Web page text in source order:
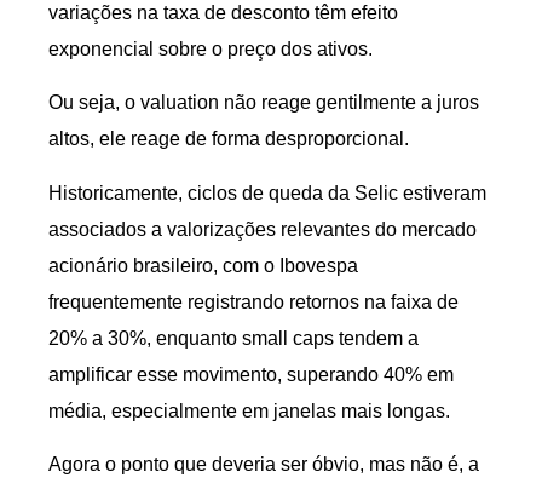
variações na taxa de desconto têm efeito
exponencial sobre o preço dos ativos.
Ou seja, o valuation não reage gentilmente a juros
altos, ele reage de forma desproporcional.
Historicamente, ciclos de queda da Selic estiveram
associados a valorizações relevantes do mercado
acionário brasileiro, com o Ibovespa
frequentemente registrando retornos na faixa de
20% a 30%, enquanto small caps tendem a
amplificar esse movimento, superando 40% em
média, especialmente em janelas mais longas.
Agora o ponto que deveria ser óbvio, mas não é, a